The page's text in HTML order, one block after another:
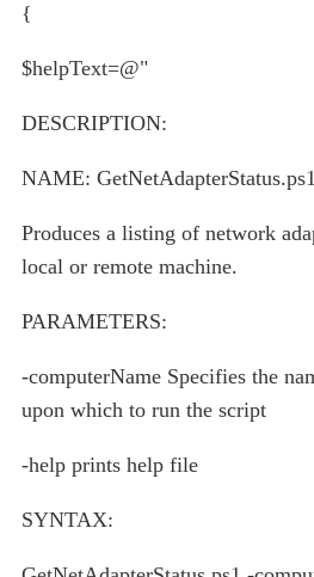
{
$helpText=@"
DESCRIPTION:
NAME: GetNetAdapterStatus.ps1
Produces a listing of network
local or remote machine.
PARAMETERS:
-computerName Specifies the
upon which to run the script
-help prints help file
SYNTAX: